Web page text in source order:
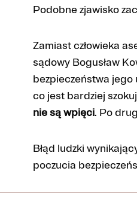
Podobne zjawisko
Zamiast człowieka
sądowy Bogusław
bezpieczeństwa jego
co jest bardziej
nie są wpięci. Po
Błąd ludzki
poczucia